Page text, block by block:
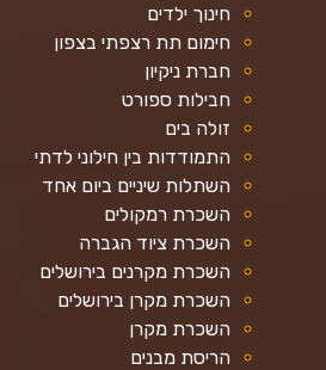
חינוך ילדים
חימום תת רצפתי בצפון
חברת ניקיון
חבילות ספורט
זולה בים
התמודדות בין חילוני לדתי
השתלות שיניים ביום אחד
השכרת רמקולים
השכרת ציוד הגברה
השכרת מקרנים בירושלים
השכרת מקרן בירושלים
השכרת מקרן
הריסת מבנים